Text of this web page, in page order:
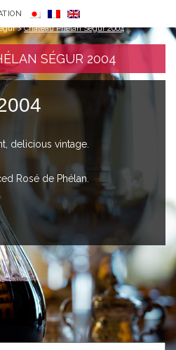
>Château Phélan Ségur 2004
SÉGUR 2004
delicious vintage.
Rosé de Phélan.